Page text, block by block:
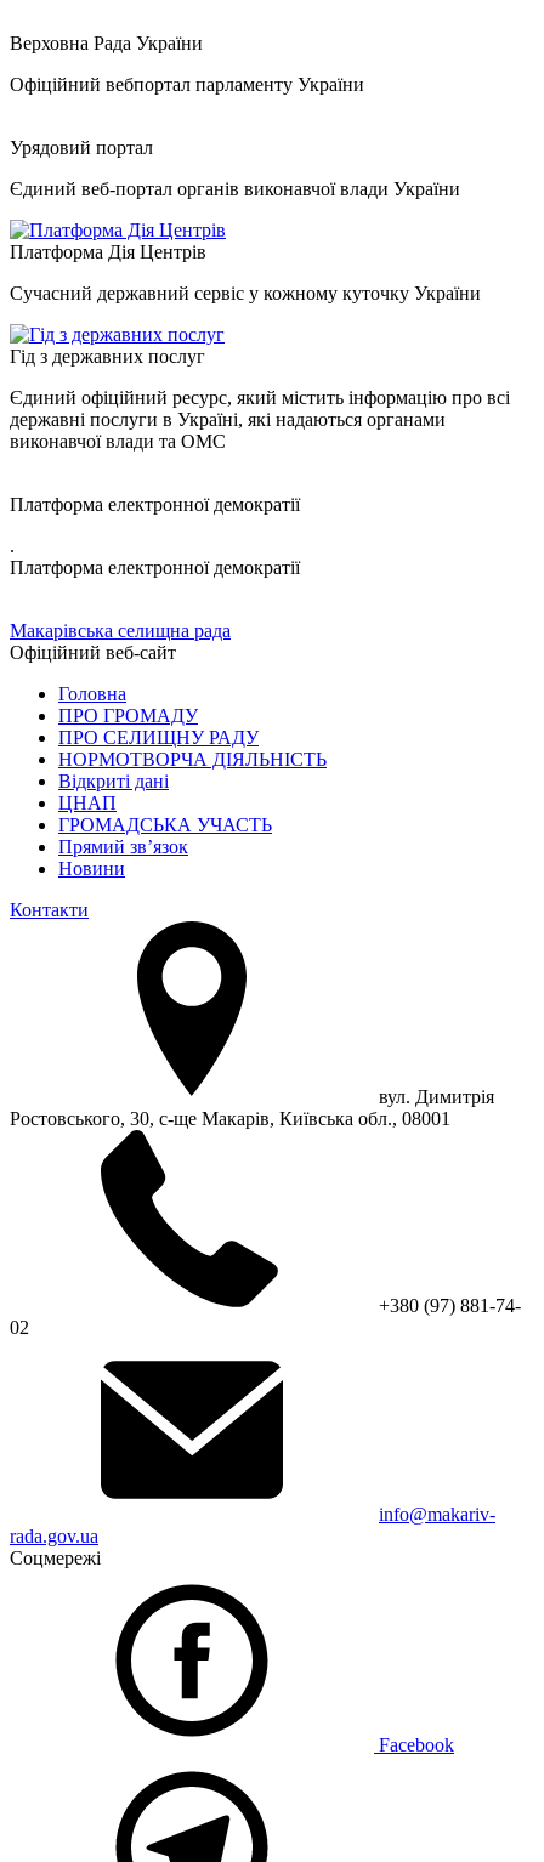
Верховна Рада України
Офіційний вебпортал парламенту України
Урядовий портал
Єдиний веб-портал органів виконавчої влади України
Платформа Дія Центрів
Сучасний державний сервіс у кожному куточку України
Гід з державних послуг
Єдиний офіційний ресурс, який містить інформацію про всі
державні послуги в Україні, які надаються органами
виконавчої влади та ОМС
Платформа електронної демократії
.
Платформа електронної демократії
Макарівська селищна рада
Офіційний веб-сайт
Головна
ПРО ГРОМАДУ
ПРО СЕЛИЩНУ РАДУ
НОРМОТВОРЧА ДІЯЛЬНІСТЬ
Відкриті дані
ЦНАП
ГРОМАДСЬКА УЧАСТЬ
Прямий зв’язок
Новини
Контакти
вул. Димитрія
Ростовського, 30, с-ще Макарів, Київська обл., 08001
+380 (97) 881-74-
02
info@makariv-
rada.gov.ua
Соцмережі
Facebook